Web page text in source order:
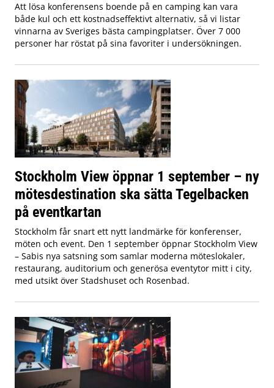
Att lösa konferensens boende på en camping kan vara
både kul och ett kostnadseffektivt alternativ, så vi listar
vinnarna av Sveriges bästa campingplatser. Över 7 000
personer har röstat på sina favoriter i undersökningen.
Stockholm View öppnar 1 september – ny
mötesdestination ska sätta Tegelbacken
på eventkartan
Stockholm får snart ett nytt landmärke för konferenser,
möten och event. Den 1 september öppnar Stockholm View
– Sabis nya satsning som samlar moderna möteslokaler,
restaurang, auditorium och generösa eventytor mitt i city,
med utsikt över Stadshuset och Rosenbad.